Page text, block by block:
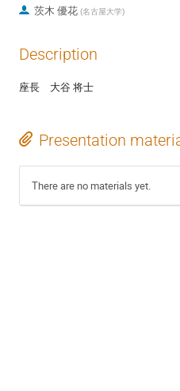
茨木 優花 (名古屋大学)
Description
座長 大谷 将士
Presentation
There are no materials yet.